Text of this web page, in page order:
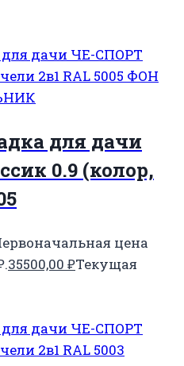
для дачи
0.9 (колор,
цена
35500,00 ₽Текущая